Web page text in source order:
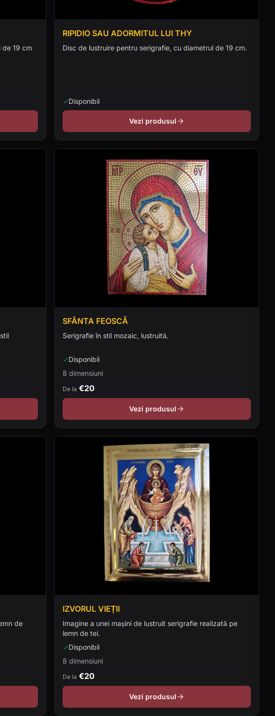
de 19 cm
RIPIDIO SAU ADORMITUL LUI THY
Disc de lustruire pentru serigrafie, cu diametrul de 19 cm.
Disponibil
Vezi produsul
SFÂNTA FEOSCĂ
Serigrafie în stil mozaic, lustruită.
Disponibil
8 dimensiuni
De la €20
Vezi produsul
de
IZVORUL VIEȚII
Imagine a unei mașini de lustruit serigrafie realizată pe
lemn de tei.
Disponibil
8 dimensiuni
De la €20
Vezi produsul